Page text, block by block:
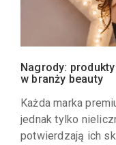
Nagrody:
w branży beauty
Każda marka
jednak tylko
potwierdzają ich